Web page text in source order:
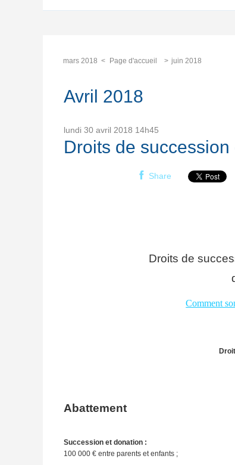
mars 2018 Page d'accueil juin 2018
Avril 2018
lundi 30 avril 2018 14h45
Droits de
Share
Droits de
Comment
Abattement
Succession et donation :
100 000 € entre parents et enfants ;